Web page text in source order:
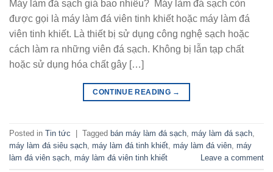
Máy làm đá sạch giá bao nhiêu? Máy làm đá sạch còn
được gọi là máy làm đá viên tinh khiết hoặc máy làm đá
viên tinh khiết. Là thiết bị sử dụng công nghệ sạch hoặc
cách làm ra những viên đá sạch. Không bị lẫn tạp chất
hoặc sử dụng hóa chất gây […]
CONTINUE READING →
Posted in Tin tức Tagged bán máy làm đá sạch, máy làm đá sạch,
máy làm đá siêu sạch, máy làm đá tinh khiết, máy làm đá viên, máy
làm đá viên sạch, máy làm đá viên tinh khiết Leave a comment